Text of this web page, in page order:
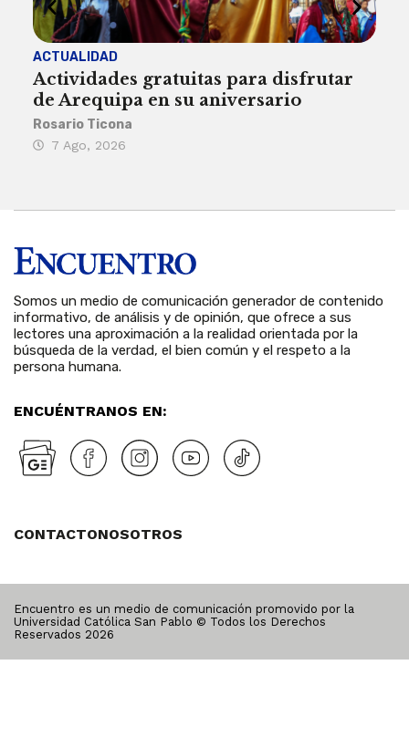
ACTUALIDAD
Actividades gratuitas para disfrutar
de Arequipa en su aniversario
Rosario Ticona
7 Ago, 2026
Somos un medio de comunicación generador de contenido
informativo, de análisis y de opinión, que ofrece a sus
lectores una aproximación a la realidad orientada por la
búsqueda de la verdad, el bien común y el respeto a la
persona humana.
ENCUÉNTRANOS EN:
CONTACTONOSOTROS
Encuentro es un medio de comunicación promovido por la
Universidad Católica San Pablo © Todos los Derechos
Reservados 2026